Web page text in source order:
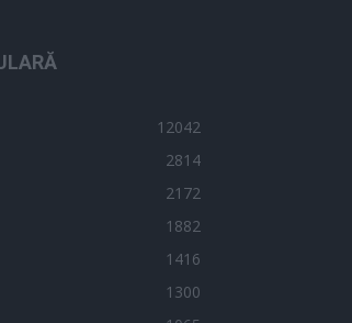
12042
2814
2172
1882
1416
1300